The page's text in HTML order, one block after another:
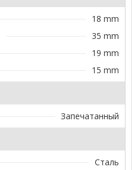
18 mm
35 mm
19 mm
15 mm
Запечатанный
Сталь